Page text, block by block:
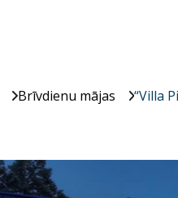
Brīvdienu mājas “Villa